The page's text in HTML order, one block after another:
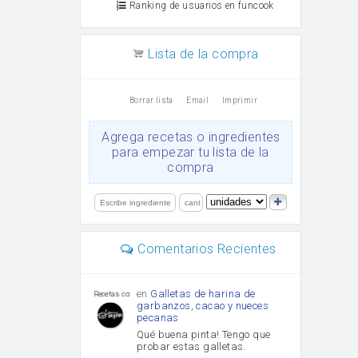
Ranking de usuarios en funcook
Lista de la compra
Borrar lista Email Imprimir
Agrega recetas o ingredientes
para empezar tu lista de la
compra
Comentarios Recientes
Recetas con sazon
en Galletas de harina de
garbanzos, cacao y nueces
pecanas
Qué buena pinta! Tengo que
probar estas galletas.